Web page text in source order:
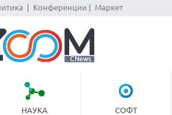
Конференции Маркет
НАУКА СОФТ